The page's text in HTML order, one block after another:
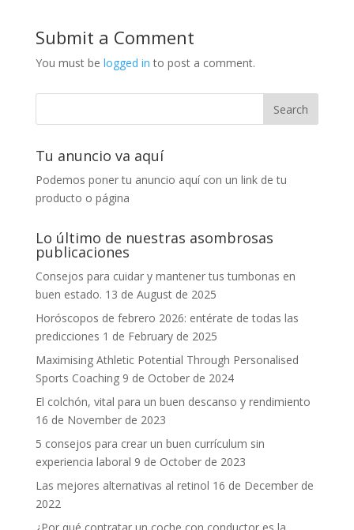
Submit a Comment
You must be logged in to post a comment.
Tu anuncio va aquí
Podemos poner tu anuncio aquí con un link de tu
producto o página
Lo último de nuestras asombrosas
publicaciones
Consejos para cuidar y mantener tus tumbonas en
buen estado. 13 de August de 2025
Horóscopos de febrero 2026: entérate de todas las
predicciones 1 de February de 2025
Maximising Athletic Potential Through Personalised
Sports Coaching 9 de October de 2024
El colchón, vital para un buen descanso y rendimiento
16 de November de 2023
5 consejos para crear un buen currículum sin
experiencia laboral 9 de October de 2023
Las mejores alternativas al retinol 16 de December de
2022